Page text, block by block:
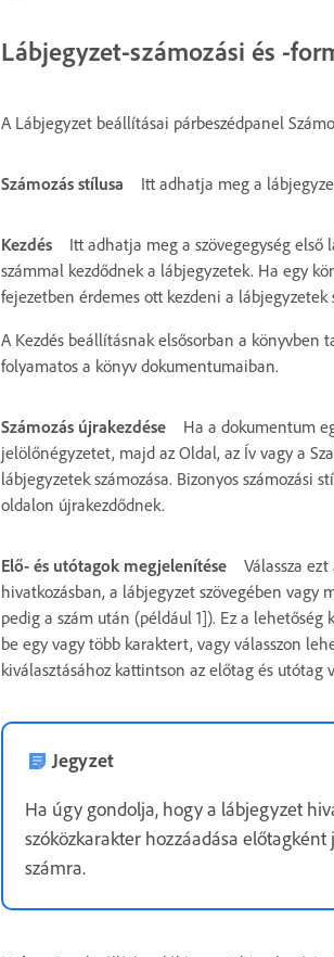
Lábjegyzet-számozási és -
A Lábjegyzet beállításai párbeszédpanel
Számozás stílusa Itt adhatja meg a
Kezdés
Itt adhatja meg a szövegegység első
számmal kezdődnek a lábjegyzetek. Ha egy
fejezetben érdemes ott kezdeni a
A Kezdés beállításnak elsősorban a
folyamatos a könyv dokumentumaiban.
Számozás újrakezdése
Ha a dokumentum
jelölőnégyzetet, majd az Oldal, az Ív vagy a
lábjegyzetek számozása. Bizonyos
oldalon újrakezdődnek.
Elő- és utótagok megjelenítése
Válassza
hivatkozásban, a lábjegyzet szövegében
pedig a szám után (például 1]). Ez a
be egy vagy több karaktert, vagy válasszon
kiválasztásához kattintson az előtag és
Jegyzet
Ha úgy gondolja, hogy a lábjegyzet
szóközkarakter hozzáadása
számra.